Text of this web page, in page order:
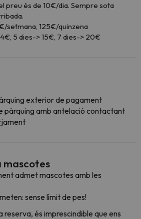
preu és de 10€/dia. Sempre sota
setmana, 125€/quinzena
4€, 5 dies-> 15€, 7 dies-> 20€
exterior de pagament
pàrquing amb antelació contactant
mascotes
admet mascotes amb les
sense límit de pes!
reserva, és imprescindible que ens